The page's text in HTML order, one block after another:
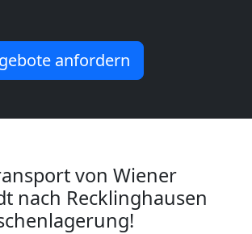
anfordern
von Wiener
nach Recklinghausen